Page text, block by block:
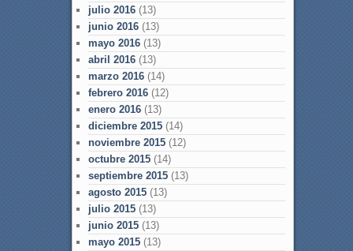
julio 2016(13)
junio 2016(13)
mayo 2016(13)
abril 2016(13)
marzo 2016(14)
febrero 2016(12)
enero 2016(13)
diciembre 2015(14)
noviembre 2015(12)
octubre 2015(14)
septiembre 2015(13)
agosto 2015(13)
julio 2015(13)
junio 2015(13)
mayo 2015(13)